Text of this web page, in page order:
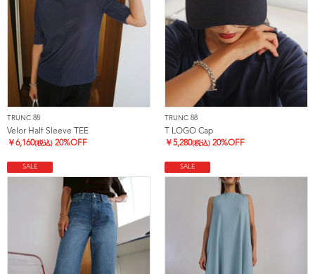
TRUNC 88
Velor Half Sleeve TEE
￥6,160(税込) 20%OFF
TRUNC 88
T LOGO Cap
￥5,280(税込) 20%OFF
SALE SALE